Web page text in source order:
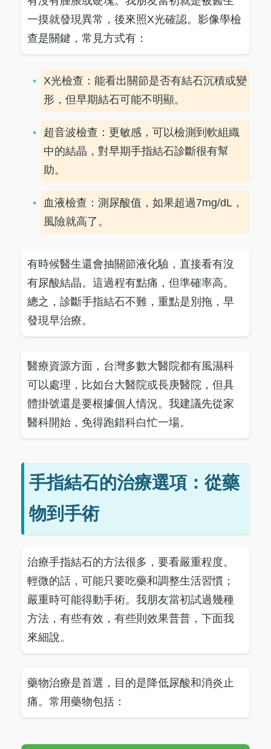
一摸就發現異常，後來照X光確認。影像學檢
查是關鍵，常見方式有：
X光檢查：能看出關節是否有結石沉積或變
形，但早期結石可能不明顯。
超音波檢查：更敏感，可以檢測到軟組織
中的結晶，對早期手指結石診斷很有幫
助。
血液檢查：測尿酸值，如果超過7mg/dL，
風險就高了。
有時候醫生還會抽關節液化驗，直接看有沒
有尿酸結晶。這過程有點痛，但準確率高。
總之，診斷手指結石不難，重點是別拖，早
發現早治療。
醫療資源方面，台灣多數大醫院都有風濕科
可以處理，比如台大醫院或長庚醫院，但具
體掛號還是要根據個人情況。我建議先從家
醫科開始，免得跑錯科白忙一場。
手指結石的治療選項：從藥
物到手術
治療手指結石的方法很多，要看嚴重程度。
輕微的話，可能只要吃藥和調整生活習慣；
嚴重時可能得動手術。我朋友當初試過幾種
方法，有些有效，有些則效果普普，下面我
來細說。
藥物治療是首選，目的是降低尿酸和消炎止
痛。常用藥物包括：